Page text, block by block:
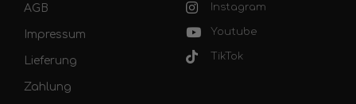
AGB
Impressum
Lieferung
Zahlung
Instagram
Youtube
TikTok